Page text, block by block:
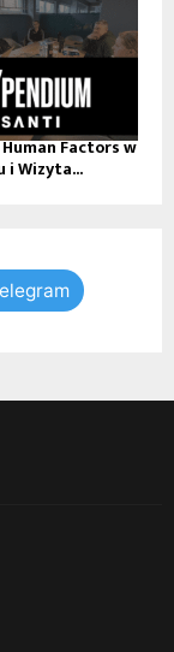
Factors w
i Wizyta...